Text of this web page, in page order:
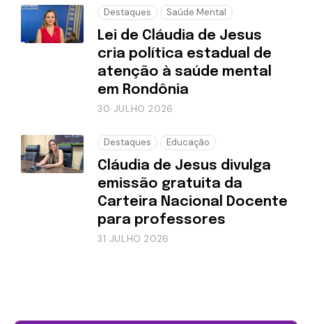
Destaques Saúde Mental
Lei de Cláudia de Jesus
cria política estadual de
atenção à saúde mental
em Rondônia
30 JULHO 2026
Destaques Educação
Cláudia de Jesus divulga
emissão gratuita da
Carteira Nacional Docente
para professores
31 JULHO 2026